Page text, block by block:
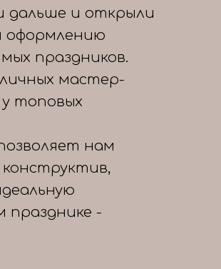
дальше и открыли
оформлению
праздников.
мастер-
у топовых
нам
празднике -